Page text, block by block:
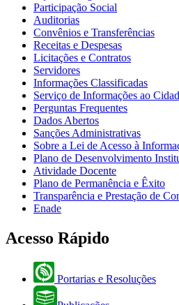
Participação Social
Auditorias
Convênios e Transferências
Receitas e Despesas
Licitações e Contratos
Servidores
Informações Classificadas
Serviço de Informações ao
Perguntas Frequentes
Dados Abertos
Sanções Administrativas
Sobre a Lei de Acesso à
Plano de Desenvolvimento
Atividade Docente
Plano de Permanência e Êxito
Transparência e Prestação de
Enade
Acesso Rápido
Portarias e Resoluções